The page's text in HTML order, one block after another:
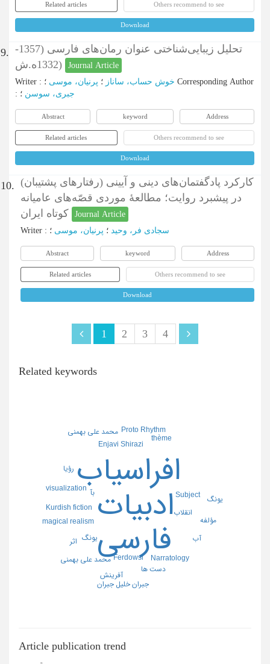
Related articles Others recommend to see
Download
9. تحلیل زیبایی‌شناختی عنوان رمان‌های فارسی (1357-
1332ه.ش)
Journal Article
Writer : خوش حساب، ساناز ؛ پرنیان، موسی
Corresponding Author
:
جبری، سوسن ؛
Abstract keyword Address
Related articles Others recommend to see
Download
10. کارکرد پادگفتمان‌های دینی و آیینی (رفتارهای پشتیبان)
در پیشبرد روایت؛ مطالعۀ موردی قصّه‌های عامیانه
Journal Article
Writer : سجادی فر، وحید ؛ پرنیان، موسی ؛
Abstract keyword Address
Related articles Others recommend to see
Download
1 2 3 4
Related keywords
ادبیات
افراسیاب
فارسی
Enjavi Shirazi
Ferdowsi
Kurdish fiction
magical realism
Narratology
Proto Rhythm
Subject
thème
visualization
انقلاب
دست ها
محمد علی بهمنی
یونگ آب
آفرینش
اثر
بآ
جبران خلیل جبران
رؤیا
مؤلفه
محمد علی بهمنی
یونگ
Article publication trend